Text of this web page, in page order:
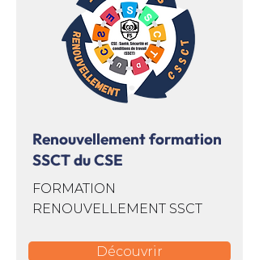
Renouvellement formation
SSCT du CSE
FORMATION
RENOUVELLEMENT SSCT
Découvrir